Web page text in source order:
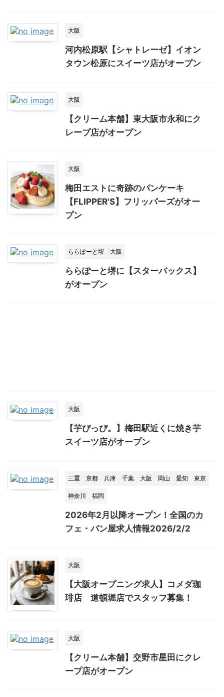
大阪
河内松原駅【シャトレーゼ】イオン
タウン松原にスイーツ店がオープン
大阪
【クリーム本舗】東大阪市永和にク
レープ店がオープン
大阪
梅田エストに奇跡のパンケーキ
【FLIPPER'S】フリッパーズがオー
プン
ららぽーと堺 大阪
ららぽーと堺に【スターバックス】
がオープン
大阪
【芋ぴっぴ。】梅田駅近くに焼き芋
スイーツ店がオープン
三重 京都 兵庫 千葉 大阪 岡山 愛知 東京
神奈川 福岡
2026年2月以降オープン！全国のカ
フェ・パン屋求人情報2026/2/2
大阪
【大阪オープニング求人】コメダ珈
琲店 道頓堀店でスタッフ募集！
大阪
【クリーム本舗】交野市星田にクレ
ープ店がオープン